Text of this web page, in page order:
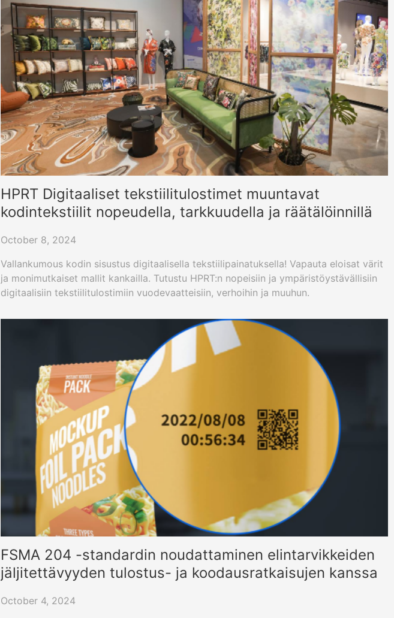
HPRT Digitaaliset tekstiilitulostimet muuntavat
kodintekstiilit nopeudella, tarkkuudella ja räätälöinnillä
October 8, 2024
Vallankumous kodin sisustus digitaalisella tekstiilipainatuksella! Vapauta eloisat värit
ja monimutkaiset mallit kankailla. Tutustu HPRT:n nopeisiin ja ympäristöystävällisiin
digitaalisiin tekstiilitulostimiin vuodevaatteisiin, verhoihin ja muuhun.
FSMA 204 -standardin noudattaminen elintarvikkeiden
jäljitettävyyden tulostus- ja koodausratkaisujen kanssa
October 4, 2024